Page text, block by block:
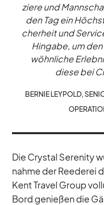
ziere und
den Tag ein
cher­heit und
Hin­gabe, um
wöhn­li­che
diese bei
BER­NIE LEY­POLD,
Die Crys­tal Se­re­nity
nahme der Ree­de­rei
Kent Tra­vel Group
Bord ge­nie­ßen die